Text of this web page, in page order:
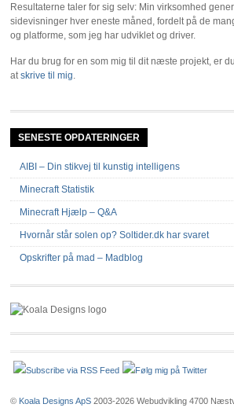
Resultaterne taler for sig selv: Min virksomhed
sidevisninger hver eneste måned, fordelt på de
og platforme, som jeg har udviklet og driver.
Har du brug for en som mig til dit næste projekt, er
atskrive til mig.
SENESTE OPDATERINGER
AIBI – Din stikvej til kunstig intelligens
Minecraft Statistik
Minecraft Hjælp – Q&A
Hvornår står solen op? Soltider.dk har svaret
Opskrifter på mad – Madblog
© Koala Designs ApS 2003-2026 Webudvikling 4700